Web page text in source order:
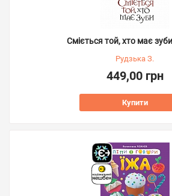
Сміється той, хто має
Рудзька З.
449,00 грн
Купити